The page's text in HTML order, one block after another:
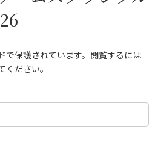
で保護されています。閲覧するには
ださい。